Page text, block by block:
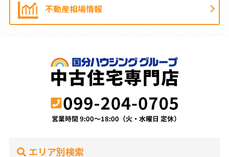
不動産相場情報
エリア別検索